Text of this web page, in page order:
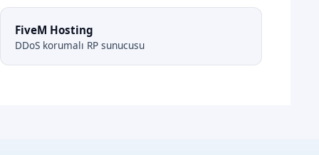
FiveM Hosting
DDoS korumalı RP sunucusu